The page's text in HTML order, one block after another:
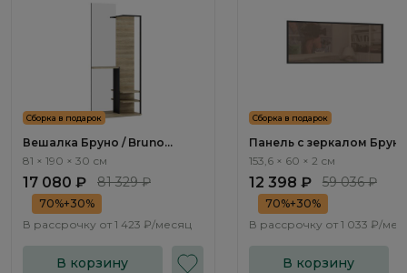
Сборка в подарок
Вешалка Бруно / Bruno
BC1060.0
81 × 190 × 30 см
17 080 ₽ 81 329 ₽
70%+30%
В рассрочку от 1 423 ₽/месяц
В корзину
Сборка в подарок
Панель с зеркалом
Bruno BC1051.0
153,6 × 60 × 2 см
12 398 ₽ 59 036 ₽
70%+30%
В рассрочку от 1 033 ₽/
В корзину